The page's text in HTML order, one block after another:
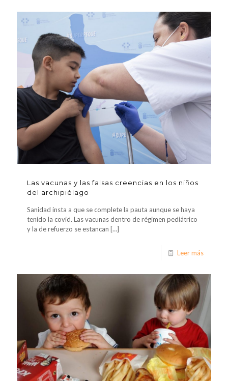
Las vacunas y las falsas creencias en los niños
del archipiélago
Sanidad insta a que se complete la pauta aunque se haya
tenido la covid. Las vacunas dentro de régimen pediátrico
y la de refuerzo se estancan […]
Leer más